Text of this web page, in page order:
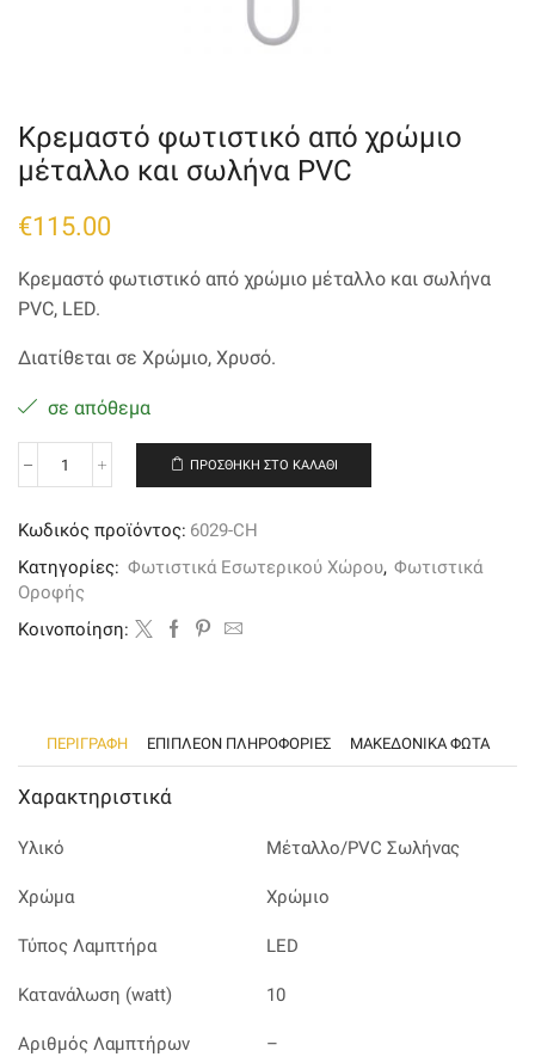
Κρεμαστό φωτιστικό από χρώμιο
μέταλλο και σωλήνα PVC
€115.00
Κρεμαστό φωτιστικό από χρώμιο μέταλλο και σωλήνα
PVC, LED.
Διατίθεται σε Χρώμιο, Χρυσό.
σε απόθεμα
Κρεμαστό
χρώμιο
μέταλλο
και
σωλήνα
PVC
ΠΡΟΣΘΉΚΗ ΣΤΟ ΚΑΛΆΘΙ
Κωδικός προϊόντος: 6029-CH
Κατηγορίες: Φωτιστικά Εσωτερικού Χώρου, Φωτιστικά
Οροφής
Kοινοποίηση:
ΠΕΡΙΓΡΑΦΉ ΕΠΙΠΛΈΟΝ ΠΛΗΡΟΦΟΡΊΕΣ ΜΑΚΕΔΟΝΙΚΑ ΦΩΤΑ
Χαρακτηριστικά
Υλικό Μέταλλο/PVC Σωλήνας
Χρώμα Χρώμιο
Τύπος Λαμπτήρα LED
Κατανάλωση (watt) 10
Αριθμός Λαμπτήρων –